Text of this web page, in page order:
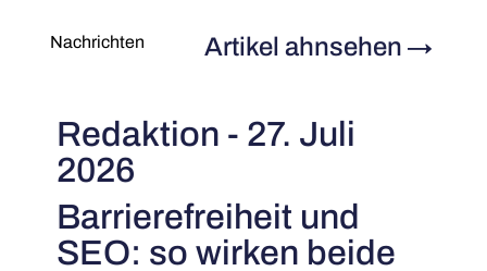
Nachrichten Artikel ahnsehen →
Redaktion - 27. Juli
2026
Barrierefreiheit und
SEO: so wirken beide